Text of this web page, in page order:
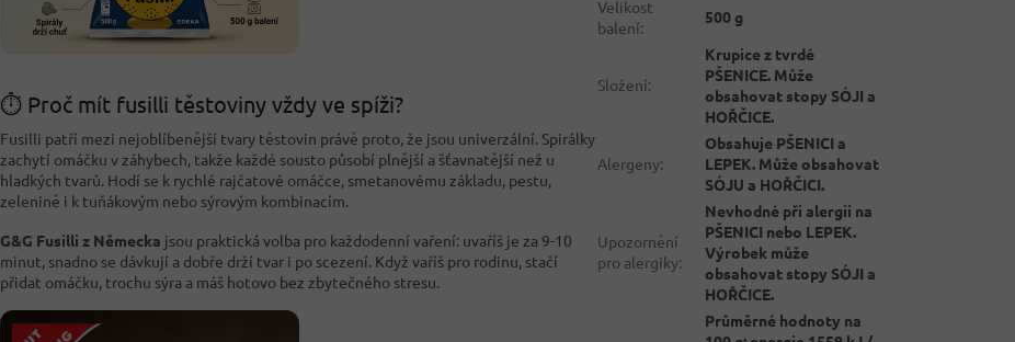
⏱️ Proč mít fusilli těstoviny vždy ve spíži?
Fusilli patří mezi nejoblíbenější tvary těstovin právě proto, že jsou univerzální. Spirálky
zachytí omáčku v záhybech, takže každé sousto působí plnější a šťavnatější než u
hladkých tvarů. Hodí se k rychlé rajčatové omáčce, smetanovému základu, pestu,
zelenině i k tuňákovým nebo sýrovým kombinacím.
G&G Fusilli z Německa jsou praktická volba pro každodenní vaření: uvaříš je za 9-10
minut, snadno se dávkují a dobře drží tvar i po scezení. Když vaříš pro rodinu, stačí
přidat omáčku, trochu sýra a máš hotovo bez zbytečného stresu.
Velikost
balení:
500 g
Složení:
Krupice z tvrdé
PŠENICE. Může
obsahovat stopy SÓJI a
HOŘČICE.
Alergeny:
Obsahuje PŠENICI a
LEPEK. Může obsahovat
SÓJU a HOŘČICI.
Upozornění
pro alergiky:
Nevhodné při alergii na
PŠENICI nebo LEPEK.
Výrobek může
obsahovat stopy SÓJI a
HOŘČICE.
Průměrné hodnoty na